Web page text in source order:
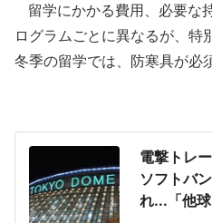
留学にかかる費用、必要な
ログラムごとに異なるが、特
冬季の留学では、防寒具が必
電撃トレ
ソフトバ
れ...「他